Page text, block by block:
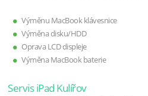
Výměnu MacBook klávesnice
Výměna disku/HDD
Oprava LCD displeje
Výměna MacBook baterie
Servis iPad Kulířov